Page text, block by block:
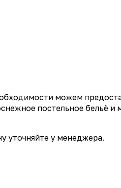
можем
постельное бельё и
уточняйте у менеджера.